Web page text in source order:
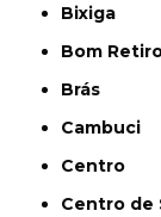
Bixiga
Bom
Brás
Cambuci
Centro
Centro